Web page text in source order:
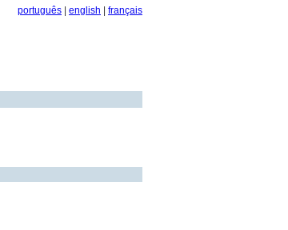
português english français